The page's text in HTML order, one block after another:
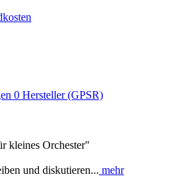
0 Hersteller (GPSR)
kleines Orchester"
und diskutieren... mehr